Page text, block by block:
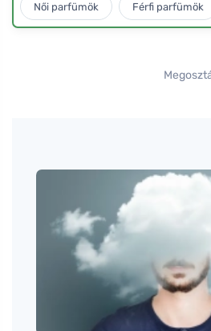
Női parfümök Férfi parfümök